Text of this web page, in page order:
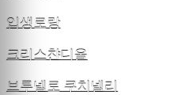
입생로랑
크리스챤디올
브루넬로 쿠치넬리